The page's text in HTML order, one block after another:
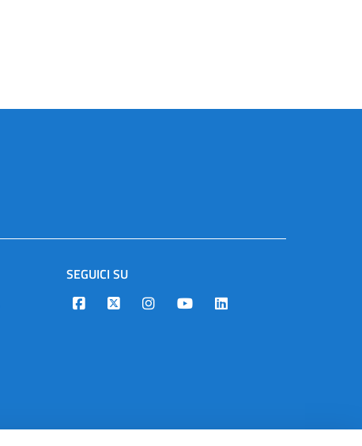
SEGUICI SU
Designers Italia
TwitterInstagramYoutubeLinkedin